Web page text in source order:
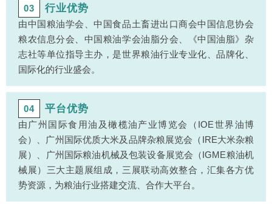
03 行业优势
由中国粮油学会、中国食品土畜进出口商会中国信息协会
粮农信息分会、中国粮油学会油脂分会、《中国油脂》杂
志社等单位指导主办，是世界粮油行业专业化、品牌化、
国际化的行业盛会。
04 平台优势
由广州国际食用油及橄榄油产业博览会（IOE世界油博
会）、广州国际优质大米及品牌杂粮展览会（IRE大米杂粮
展）、广州国际粮油机械及包装设备展览会（IGME粮油机
械展）三大主题展组成，三展联动高效整合，汇集各方优
势资源，为粮油行业搭建交流、合作大平台。